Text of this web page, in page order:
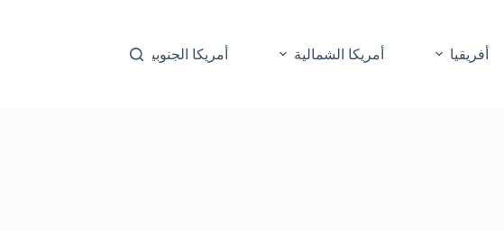
أفريقيا أمريكا الشمالية أمريكا الجنوبية